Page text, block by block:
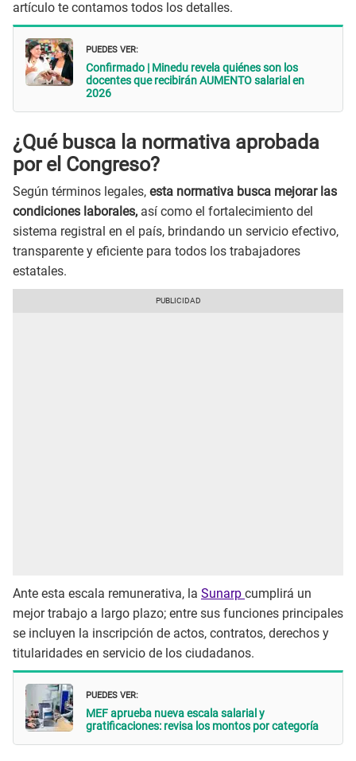
artículo te contamos todos los detalles.
PUEDES VER:
Confirmado | Minedu revela quiénes son los
docentes que recibirán AUMENTO salarial en
2026
¿Qué busca la normativa aprobada
por el Congreso?
Según términos legales, esta normativa busca mejorar las
condiciones laborales, así como el fortalecimiento del
sistema registral en el país, brindando un servicio efectivo,
transparente y eficiente para todos los trabajadores
estatales.
Ante esta escala remunerativa, la Sunarp cumplirá un
mejor trabajo a largo plazo; entre sus funciones principales
se incluyen la inscripción de actos, contratos, derechos y
titularidades en servicio de los ciudadanos.
PUEDES VER:
MEF aprueba nueva escala salarial y
gratificaciones: revisa los montos por categoría